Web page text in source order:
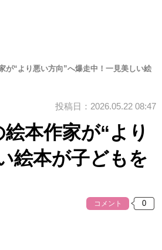
が“より悪い方向”へ爆走中！一見美しい絵
投稿日：2026.05.22 08:47
本作家が“より
絵本が子どもを
コメント